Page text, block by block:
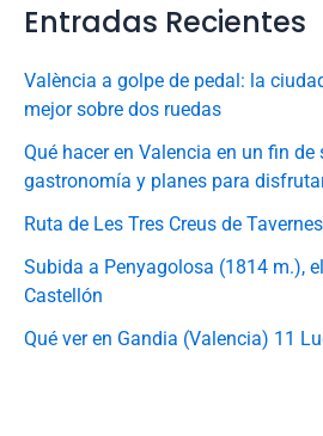
Entradas Recientes
València a golpe de pedal: la
mejor sobre dos ruedas
Qué hacer en Valencia en un fin
gastronomía y planes para
Ruta de Les Tres Creus de
Subida a Penyagolosa (1814 m.),
Castellón
Qué ver en Gandia (Valencia) 11